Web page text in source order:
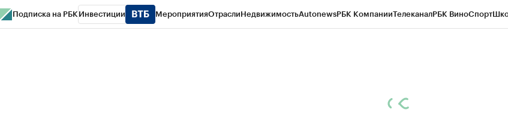
Подписка на РБК Инвестиции МероприятияОтраслиНедвижимостьAutonewsРБК КомпанииТелеканалРБК ВиноСпорт